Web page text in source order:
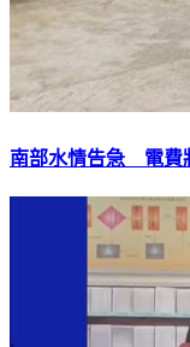
南部水情告急 電費